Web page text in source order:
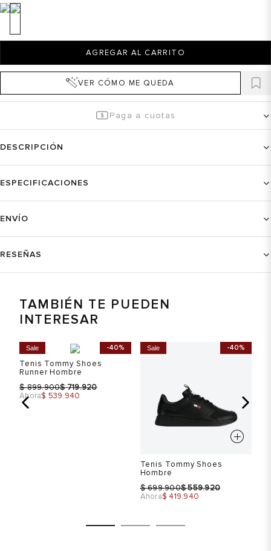
AGREGAR AL CARRITO
VER CÓMO ME QUEDA
Paga a cuotas
DESCRIPCIÓN
ESPECIFICACIONES
ENVÍO
RESEÑAS
TAMBIÉN TE PUEDEN
INTERESAR
-40%
Sale
Tenis Tommy Shoes
Runner Hombre
$899.900$719.920
Ahora$ 539.940
-40%
Sale
Tenis Tommy Shoes
Hombre
$699.900$559.920
Ahora$ 419.940